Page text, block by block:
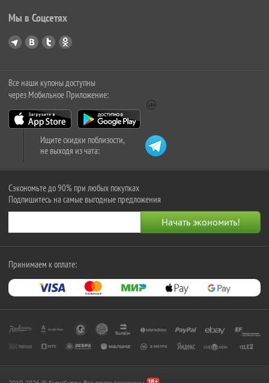
Мы в Соцсетях
Все наши купоны доступны
через Мобильное Приложение:
Ищите скидки поблизости,
не выходя из чата:
Сэкономьте до 90% при любых покупках
Подпишитесь на самые выгодные предложения
Принимаем к оплате: